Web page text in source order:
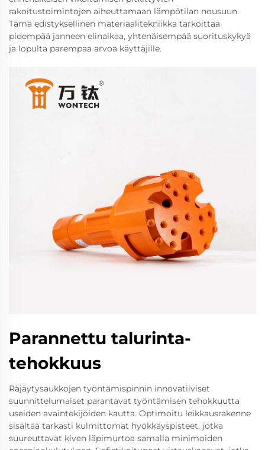
rakoitustoimintojen aiheuttamaan lämpötilan nousuun.
Tämä edistyksellinen materiaalitekniikka tarkoittaa
pidempää janneen elinaikaa, yhtenäisempää suorituskykyä
ja lopulta parempaa arvoa käyttäjille.
Parannettu talurinta-
tehokkuus
Räjäytysaukkojen työntämispinnin innovatiiviset
suunnittelumaiset parantavat työntämisen tehokkuutta
useiden avaintekijöiden kautta. Optimoitu leikkausrakenne
sisältää tarkasti kulmittomat hyökkäyspisteet, jotka
suureuttavat kiven läpimurtoa samalla minimoiden